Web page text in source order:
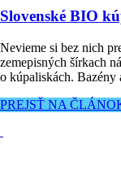
Slovenské BIO
Nevieme si bez nich
zemepisných šírkach
o kúpaliskách.
PREJSŤ NA